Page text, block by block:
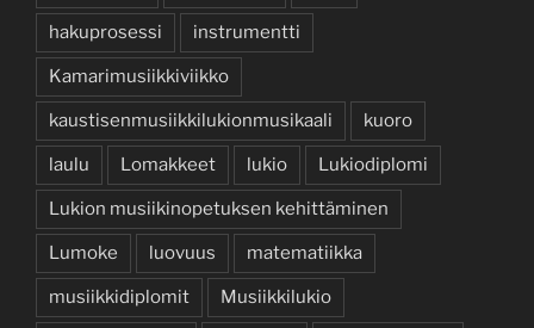
hakuprosessi instrumentti
Kamarimusiikkiviikko
kaustisenmusiikkilukionmusikaali kuoro
laulu Lomakkeet lukio Lukiodiplomi
Lukion musiikinopetuksen kehittäminen
Lumoke luovuus matematiikka
musiikkidiplomit Musiikkilukio